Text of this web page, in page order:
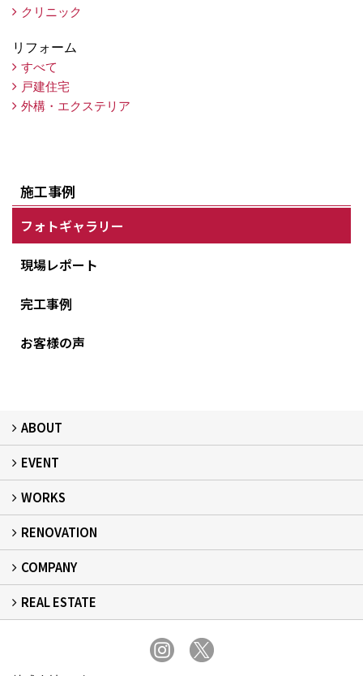
クリニック
リフォーム
すべて
戸建住宅
外構・エクステリア
施工事例
フォトギャラリー
現場レポート
完工事例
お客様の声
ABOUT
フィアスホームとは
家づくりの流れ
デザイン：注文住宅
居心地：断熱・気密
健康：健康住宅
安心：耐震・保証
自立：次世代レジリエンス住宅
絆：ひと
EVENT
イベント予告
イベント報告
WORKS
建築事例
現場レポート
完工事例
お客様の声
RENOVATION
リフォーム
COMPANY
事業所概要
スタッフ紹介
スタッフブログ
プライバシーポリシー
REAL ESTATE